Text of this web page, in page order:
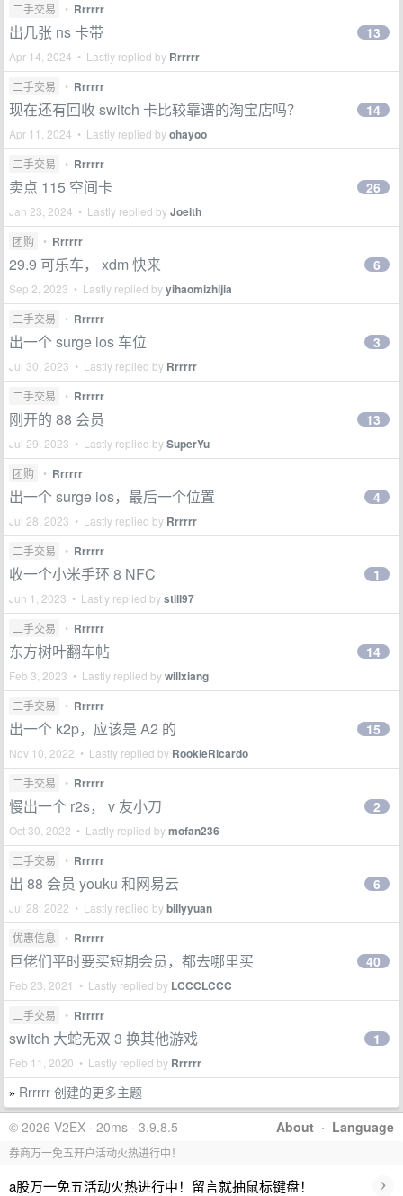
二手交易 • Rrrrrr
出几张 ns 卡带
Apr 14, 2024 • Lastly replied by Rrrrrr
13
二手交易 • Rrrrrr
现在还有回收 switch 卡比较靠谱的淘宝店吗？
Apr 11, 2024 • Lastly replied byohayoo
14
二手交易 • Rrrrrr
卖点 115 空间卡
Jan 23, 2024 • Lastly replied byJoeith
26
团购 • Rrrrrr
29.9 可乐车， xdm 快来
Sep 2, 2023 • Lastly replied byyihaomizhijia
6
二手交易 • Rrrrrr
出一个 surge ios 车位
Jul 30, 2023 • Lastly replied by Rrrrrr
3
二手交易 • Rrrrrr
刚开的 88 会员
Jul 29, 2023 • Lastly replied bySuperYu
13
团购 • Rrrrrr
出一个 surge ios，最后一个位置
Jul 28, 2023 • Lastly replied by Rrrrrr
4
二手交易 • Rrrrrr
收一个小米手环 8 NFC
Jun 1, 2023 • Lastly replied bystill97
1
二手交易 • Rrrrrr
东方树叶翻车帖
Feb 3, 2023 • Lastly replied bywillxiang
14
二手交易 • Rrrrrr
出一个 k2p，应该是 A2 的
Nov 10, 2022 • Lastly replied by RookieRicardo
15
二手交易 • Rrrrrr
慢出一个 r2s， v 友小刀
Oct 30, 2022 • Lastly replied bymofan236
2
二手交易 • Rrrrrr
出 88 会员 youku 和网易云
Jul 28, 2022 • Lastly replied bybillyyuan
6
优惠信息 • Rrrrrr
巨佬们平时要买短期会员，都去哪里买
Feb 23, 2021 • Lastly replied by LCCCLCCC
40
二手交易 • Rrrrrr
switch 大蛇无双 3 换其他游戏
Feb 11, 2020 • Lastly replied by Rrrrrr
1
» Rrrrrr 创建的更多主题
About · Language
© 2026 V2EX · 20ms · 3.9.8.5
券商万一免五开户活动火热进行中！
a股万一免五活动火热进行中！留言就抽鼠标键盘！ ›